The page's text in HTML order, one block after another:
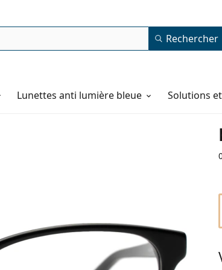
Rechercher
Lunettes anti lumière bleue Solutions